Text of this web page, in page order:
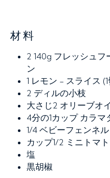
材料
2 140g フレッシュフ
ン
1 レモン - スライス
2 ディルの小枝
大さじ2 オリーブオ
4分の1カップ カラマ
1/4 ベビーフェンネ
カップ1/2 ミニトマ
塩
黒胡椒